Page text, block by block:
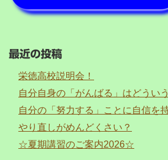
最近の投稿
栄徳高校説明会！
自分自身の「がんばる」はどうい
自分の「努力する」ことに自信を
やり直しがめんどくさい？
☆夏期講習のご案内2026☆